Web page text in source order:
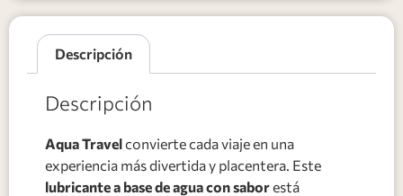
Descripción
Descripción
Aqua Travelconvierte cada viaje en una
experiencia más divertida y placentera. Este
lubricante a base de agua con saborestá